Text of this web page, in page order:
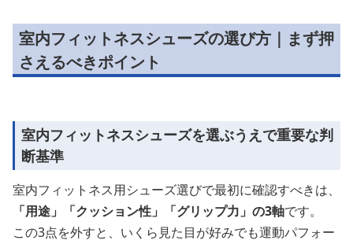
室内フィットネスシューズの選び方｜まず押
さえるべきポイント
室内フィットネスシューズを選ぶうえで重要な判
断基準
室内フィットネス用シューズ選びで最初に確認すべきは、
「用途」「クッション性」「グリップ力」の3軸です。
この3点を外すと、いくら見た目が好みでも運動パフォー